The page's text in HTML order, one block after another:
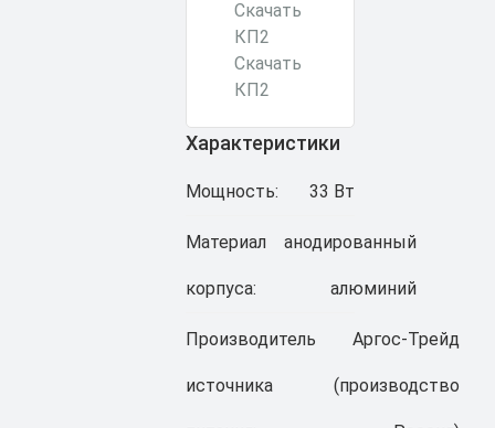
Характеристики
Мощность: 33 Вт
Материал
корпуса:
анодированный
алюминий
Производитель
источника
Аргос-Трейд
(производство
Скачать
КП2